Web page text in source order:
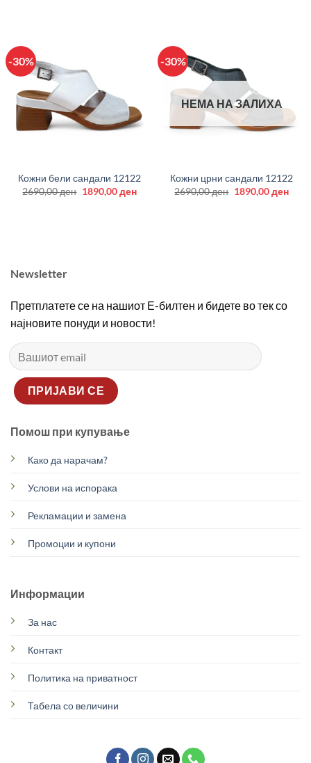
-30%
Кожни бели сандали 12122
2690,00ден Original
1890,00денCurrent
-30%
НЕМА НА ЗАЛИХА
Кожни црни сандали 12122
2690,00ден Original
1890,00ден
Newsletter
Претплатете се на нашиот Е-билтен и бидете во тек со
најновите понуди и новости!
Помош при купување
Како да нарачам?
Услови на испорака
Рекламации и замена
Промоции и купони
Информации
За нас
Контакт
Политика на приватност
Табела со величини